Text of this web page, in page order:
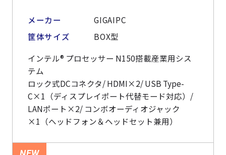
メーカー
GIGAIPC
筐体サイズ
BOX型
インテル® プロセッサー N150搭載産業用シス
テム
ロック式DCコネクタ/ HDMI×2/ USB Type-
C×1（ディスプレイポート代替モード対応）/
LANポート×2/ コンボオーディオジャック
×1（ヘッドフォン＆ヘッドセット兼用）